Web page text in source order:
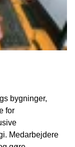
bygninger,
for
Medarbejdere